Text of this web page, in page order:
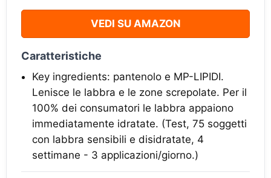
VEDI SU AMAZON
Caratteristiche
Key ingredients: pantenolo e MP-LIPIDI.
Lenisce le labbra e le zone screpolate. Per il
100% dei consumatori le labbra appaiono
immediatamente idratate. (Test, 75 soggetti
con labbra sensibili e disidratate, 4
settimane - 3 applicazioni/giorno.)